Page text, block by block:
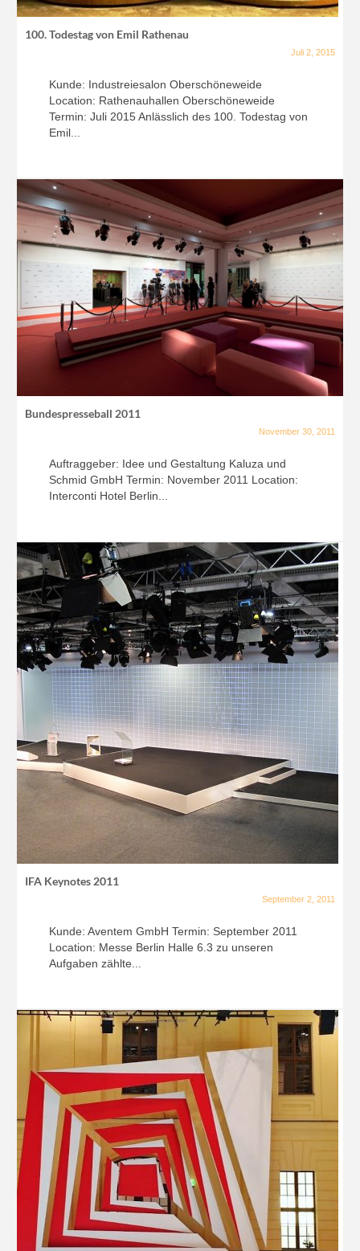
100. Todestag von Emil Rathenau
Juli 2, 2015
Kunde: Industreiesalon Oberschöneweide
Location: Rathenauhallen Oberschöneweide
Termin: Juli 2015 Anlässlich des 100. Todestag von
Emil...
Bundespresseball 2011
November 30, 2011
Auftraggeber: Idee und Gestaltung Kaluza und
Schmid GmbH Termin: November 2011 Location:
Interconti Hotel Berlin...
IFA Keynotes 2011
September 2, 2011
Kunde: Aventem GmbH Termin: September 2011
Location: Messe Berlin Halle 6.3 zu unseren
Aufgaben zählte...